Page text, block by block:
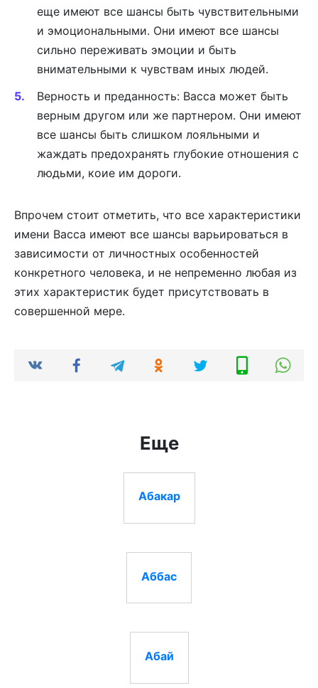
еще имеют все шансы быть чувствительными
и эмоциональными. Они имеют все шансы
сильно переживать эмоции и быть
внимательными к чувствам иных людей.
Верность и преданность: Васса может быть
верным другом или же партнером. Они имеют
все шансы быть слишком лояльными и
жаждать предохранять глубокие отношения с
людьми, коие им дороги.
Впрочем стоит отметить, что все характеристики
имени Васса имеют все шансы варьироваться в
зависимости от личностных особенностей
конкретного человека, и не непременно любая из
этих характеристик будет присутствовать в
совершенной мере.
Еще
Абакар
Аббас
Абай